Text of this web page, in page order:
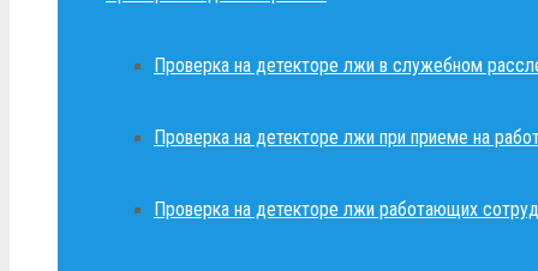
Проверка на детекторе лжи в служебном
Проверка на детекторе лжи при приеме на
Проверка на детекторе лжи работающих